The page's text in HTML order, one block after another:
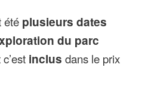
été plusieurs dates
du parc
inclus dans le prix